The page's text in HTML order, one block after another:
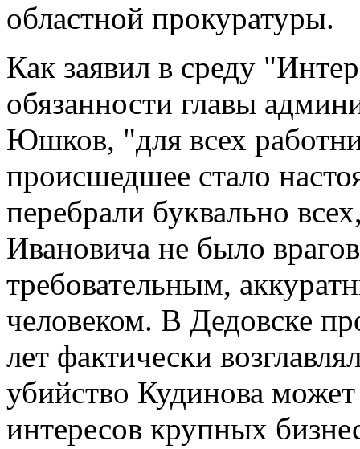
областной прокуратуры.
Как заявил в среду
обязанности главы
Юшков, "для всех
происшедшее стало
перебрали буквально
Ивановича не было
требовательным,
человеком. В Дедовске
лет фактически
убийство Кудинова
интересов крупных